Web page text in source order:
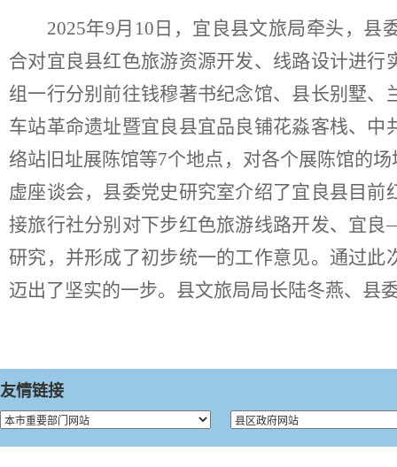
2025年9月 10 日，宜良县文旅局牵头，县
合对宜良县红色旅游资源开发、线路设计进
组一行分别前往钱穆著书纪念馆、县长别墅
车站革命遗址暨宜良县宜品良铺花淼客栈、
络站旧址展陈馆等7个地点，对各个展陈馆的
虚座谈会，县委党史研究室介绍了宜良县目
接旅行社分别对下步红色旅游线路开发、宜
研究，并形成了初步统一的工作意见。通过
迈出了坚实的一步。县文旅局局长陆冬燕、县
友情链接